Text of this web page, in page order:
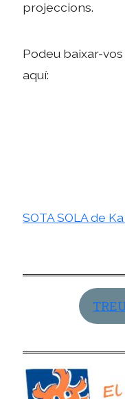
projeccions.
Podeu baixar-
aquí:
SOTA SOLA de